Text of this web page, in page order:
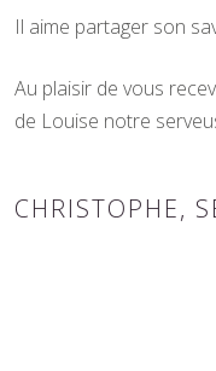
Il aime partager son
Au plaisir de vous
de Louise notre
CHRISTOPHE,